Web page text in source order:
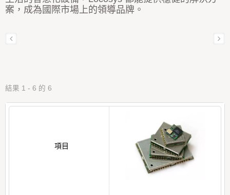
案，成為國際市場上的領導品牌。
結果 1 - 6 的 6